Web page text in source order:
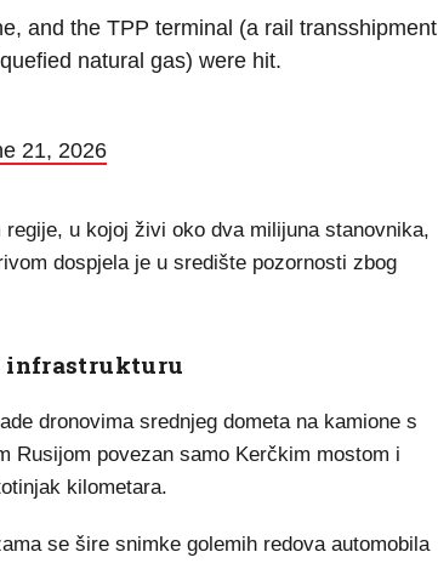
and the TPP terminal (a rail transshipment
natural gas) were hit.
21, 2026
u kojoj živi oko dva milijuna stanovnika,
dospjela je u središte pozornosti zbog
infrastrukturu
dronovima srednjeg dometa na kamione s
Rusijom povezan samo Kerčkim mostom i
kilometara.
se šire snimke golemih redova automobila